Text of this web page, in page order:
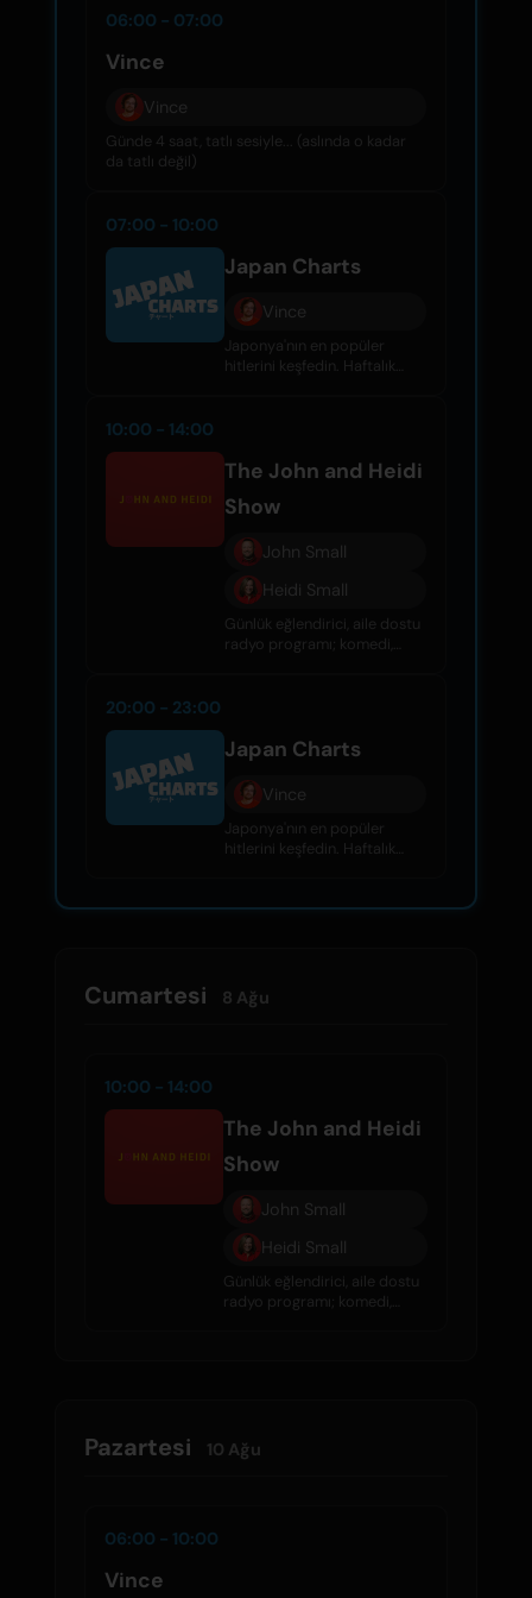
06:00 - 07:00
Vince
Vince
Günde 4 saat, tatlı sesiyle... (aslında o kadar
da tatlı değil)
07:00 - 10:00
Japan Charts
Vince
Japonya'nın en popüler
hitlerini keşfedin. Haftalık
10:00 - 14:00
The John and Heidi
Show
John Small
Heidi Small
Günlük eğlendirici, aile dostu
radyo programı; komedi,
20:00 - 23:00
Japan Charts
Vince
Japonya'nın en popüler
hitlerini keşfedin. Haftalık
diğer platformlarda dinleyin.
Cumartesi 8 Ağu
10:00 - 14:00
The John and Heidi
Show
John Small
Heidi Small
Günlük eğlendirici, aile dostu
radyo programı; komedi,
Pazartesi 10 Ağu
06:00 - 10:00
Vince